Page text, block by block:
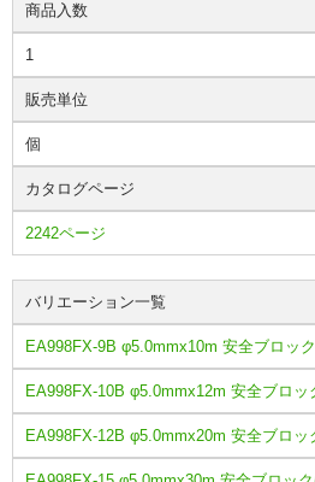
商品入数
1
販売単位
個
カタログページ
2242ページ
バリエーション一覧
EA998FX-9B φ5.0mmx10m 安全ブロッ
EA998FX-10B φ5.0mmx12m 安全ブロッ
EA998FX-12B φ5.0mmx20m 安全ブロッ